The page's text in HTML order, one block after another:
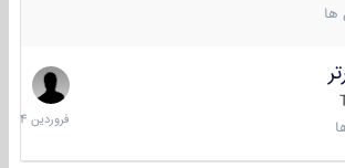
29
فروردین
1404